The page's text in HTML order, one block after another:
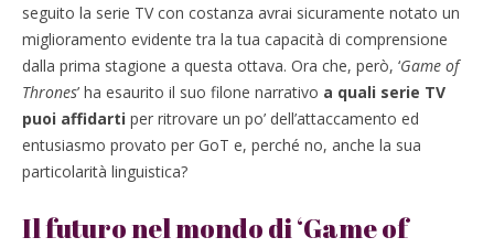
seguito la serie TV con costanza avrai sicuramente notato un
miglioramento evidente tra la tua capacità di comprensione
dalla prima stagione a questa ottava. Ora che, però, ‘Game of
Thrones’ ha esaurito il suo filone narrativo a quali serie TV
puoi affidarti per ritrovare un po’ dell’attaccamento ed
entusiasmo provato per GoT e, perché no, anche la sua
particolarità linguistica?
Il futuro nel mondo di ‘Game of